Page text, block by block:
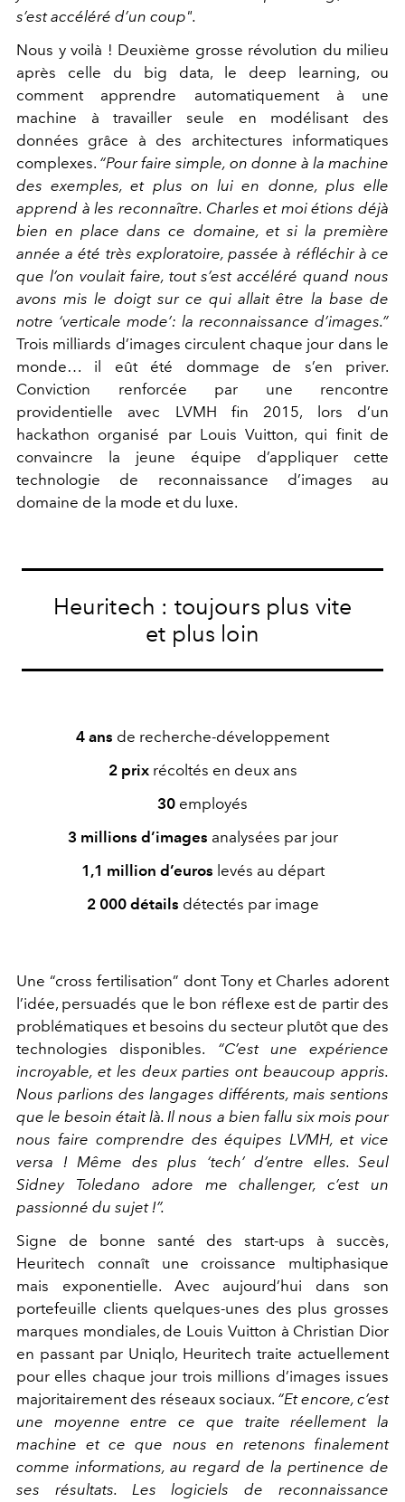
s’est accéléré d’un coup".
Nous y voilà ! Deuxième grosse révolution du milieu
après celle du big data, le deep learning, ou
comment apprendre automatiquement à une
machine à travailler seule en modélisant des
données grâce à des architectures informatiques
complexes. “Pour faire simple, on donne à la machine
des exemples, et plus on lui en donne, plus elle
apprend à les reconnaître. Charles et moi étions déjà
bien en place dans ce domaine, et si la première
année a été très exploratoire, passée à réﬂéchir à ce
que l’on voulait faire, tout s’est accéléré quand nous
avons mis le doigt sur ce qui allait être la base de
notre ‘verticale mode’: la reconnaissance d’images.”
Trois milliards d’images circulent chaque jour dans le
monde… il eût été dommage de s’en priver.
Conviction renforcée par une rencontre
providentielle avec LVMH ﬁn 2015, lors d’un
hackathon organisé par Louis Vuitton, qui ﬁnit de
convaincre la jeune équipe d’appliquer cette
technologie de reconnaissance d’images au
domaine de la mode et du luxe.
Heuritech : toujours plus vite
et plus loin
4 ans de recherche-développement
2 prixrécoltés en deux ans
30 employés
3 millions d’images analysées par jour
1,1 million d’euros levés au départ
2 000 détails détectés par image
Une “cross fertilisation” dont Tony et Charles adorent
l’idée, persuadés que le bon réﬂexe est de partir des
problématiques et besoins du secteur plutôt que des
technologies disponibles. “C’est une expérience
incroyable, et les deux parties ont beaucoup appris.
Nous parlions des langages différents, mais sentions
que le besoin était là. Il nous a bien fallu six mois pour
nous faire comprendre des équipes LVMH, et vice
versa ! Même des plus ‘tech’ d’entre elles. Seul
Sidney Toledano adore me challenger, c’est un
passionné du sujet !”.
Signe de bonne santé des start-ups à succès,
Heuritech connaît une croissance multiphasique
mais exponentielle. Avec aujourd’hui dans son
portefeuille clients quelques-unes des plus grosses
marques mondiales, de Louis Vuitton à Christian Dior
en passant par Uniqlo, Heuritech traite actuellement
pour elles chaque jour trois millions d’images issues
majoritairement des réseaux sociaux. “Et encore, c’est
une moyenne entre ce que traite réellement la
machine et ce que nous en retenons ﬁnalement
comme informations, au regard de la pertinence de
ses résultats. Les logiciels de reconnaissance